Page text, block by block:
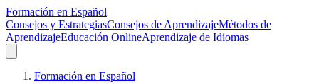
Formación en Español
Consejos y EstrategiasConsejos de AprendizajeMétodos de
AprendizajeEducación OnlineAprendizaje de Idiomas
Formación en Español